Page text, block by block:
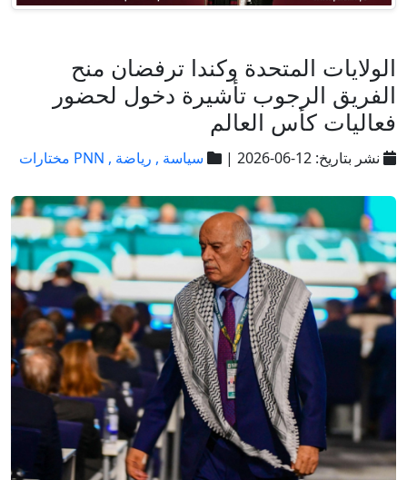
الولايات المتحدة وكندا ترفضان منح
الفريق الرجوب تأشيرة دخول لحضور
فعاليات كأس العالم
نشر بتاريخ: 12-06-2026 | سياسة , رياضة , PNN مختارات